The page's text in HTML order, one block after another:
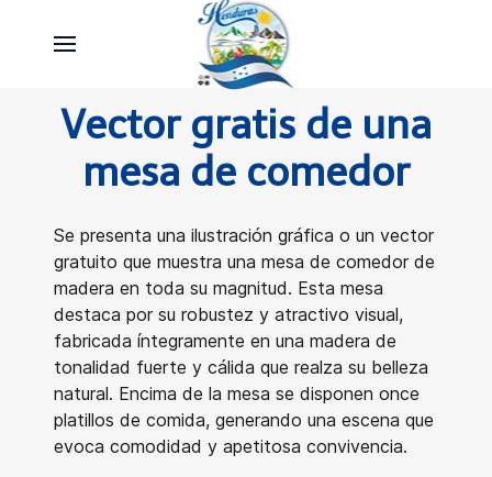
Vector gratis de una
mesa de comedor
Se presenta una ilustración gráfica o un vector
gratuito que muestra una mesa de comedor de
madera en toda su magnitud. Esta mesa
destaca por su robustez y atractivo visual,
fabricada íntegramente en una madera de
tonalidad fuerte y cálida que realza su belleza
natural. Encima de la mesa se disponen once
platillos de comida, generando una escena que
evoca comodidad y apetitosa convivencia.